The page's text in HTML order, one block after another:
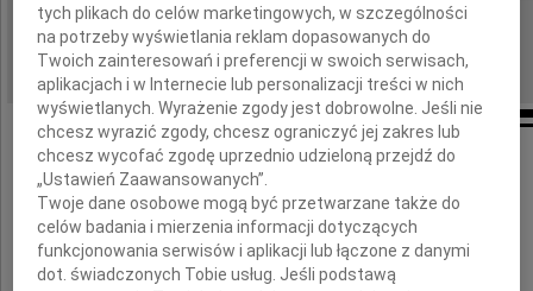
REGION: Łódź
DATA EMISJI: 18.10.2010
Wyrazy głębokiego i szczerego ws półczucia
Katarzynie Michel
oraz
tych plikach do celów marketingowych, w szczególności
na potrzeby wyświetlania reklam dopasowanych do
Twoich zainteresowań i preferencji w swoich serwisach,
aplikacjach i w Internecie lub personalizacji treści w nich
wyświetlanych. Wyrażenie zgody jest dobrowolne. Jeśli nie
chcesz wyrazić zgody, chcesz ograniczyć jej zakres lub
chcesz wycofać zgodę uprzednio udzieloną przejdź do
„Ustawień Zaawansowanych”.
Twoje dane osobowe mogą być przetwarzane także do
celów badania i mierzenia informacji dotyczących
funkcjonowania serwisów i aplikacji lub łączone z danymi
dot. świadczonych Tobie usług. Jeśli podstawą